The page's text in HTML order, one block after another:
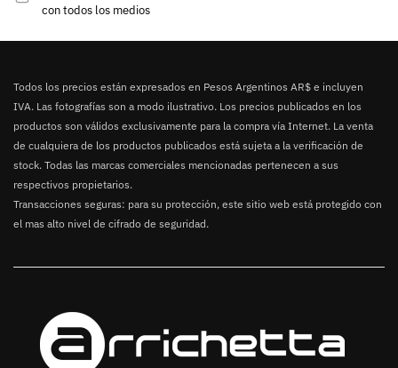
con todos los medios
Todos los precios están expresados en Pesos Argentinos AR$ e incluyen
IVA. Las fotografías son a modo ilustrativo. Los precios publicados en los
productos son válidos exclusivamente para la compra vía Internet. La venta
de cualquiera de los productos publicados está sujeta a la verificación de
stock. Todas las marcas comerciales mencionadas pertenecen a sus
respectivos propietarios.
Transacciones seguras: para su protección, este sitio web está protegido con
el mas alto nivel de cifrado de seguridad.